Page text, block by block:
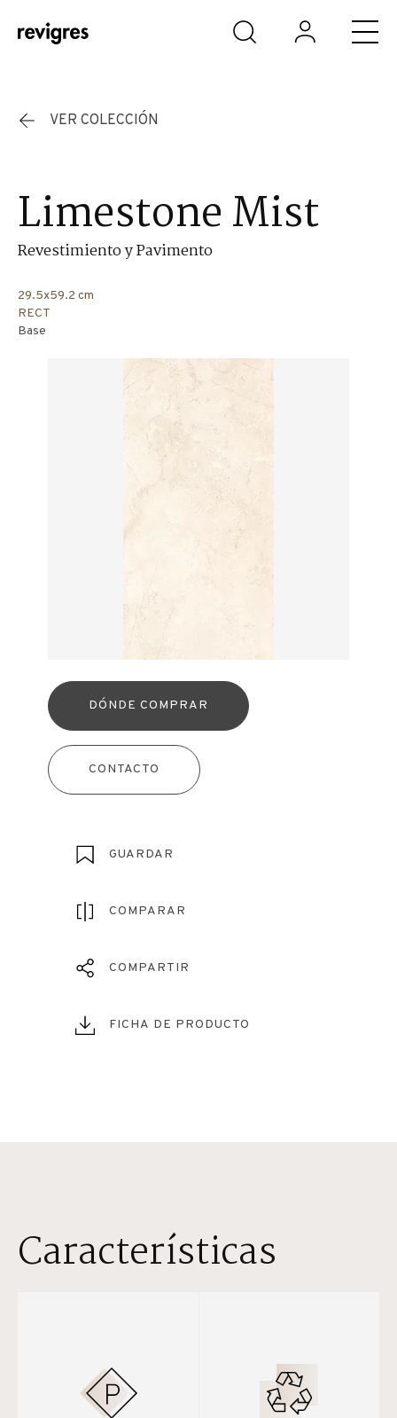
Saltar al contenido principal
VER COLECCIÓN
Limestone Mist
Revestimiento y Pavimento
29.5x59.2 cm
RECT
Base
DÓNDE COMPRAR
CONTACTO
GUARDAR
COMPARAR
COMPARTIR
FICHA DE PRODUCTO
Características